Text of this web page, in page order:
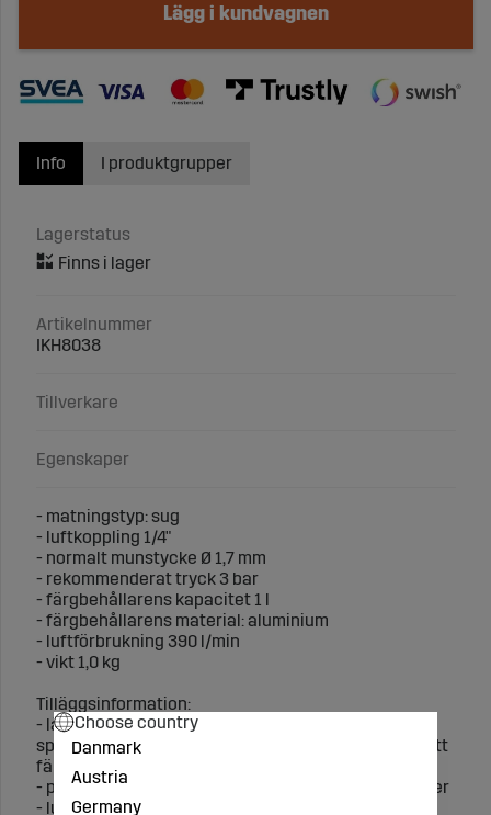
Lägg i kundvagnen
Info
Lagerstatus
Artikelnummer
IKH8038
Tillverkare
Egenskaper
- matningstyp: sug
- luftkoppling 1/4"
- normalt munstycke Ø 1,7 mm
- rekommenderat tryck 3 bar
- färgbehållarens kapacitet 1 l
- färgbehållarens material: aluminium
- luftförbrukning 390 l/min
- vikt 1,0 kg
Tilläggsinformation:
- lågtrycksspruta vars HVLP-teknologi möjliggör
sprutande av liten färgmängd med lågt tryck utan att
färgen dammar
- passar för målning av olika ytor samt olika färgtyper
- lufttryck, färgmängd och solfjäder kan justeras
I produktgrupper
Choose country
Danmark
Austria
Germany